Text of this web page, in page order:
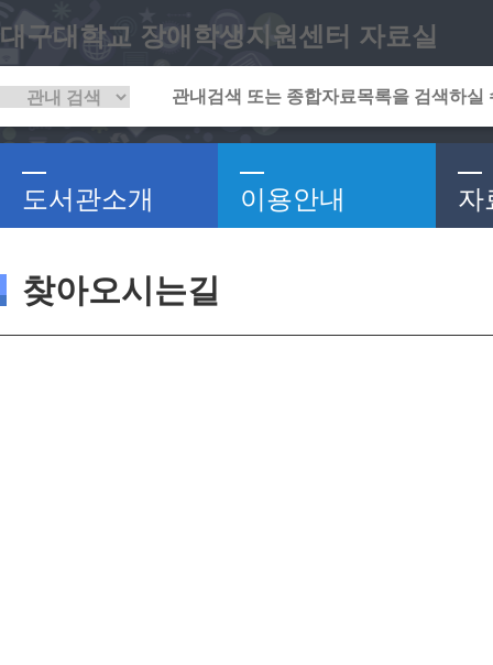
대구대학교 장애학생지원센터 자료실
도서관소개 이용안내 자
찾아오시는길